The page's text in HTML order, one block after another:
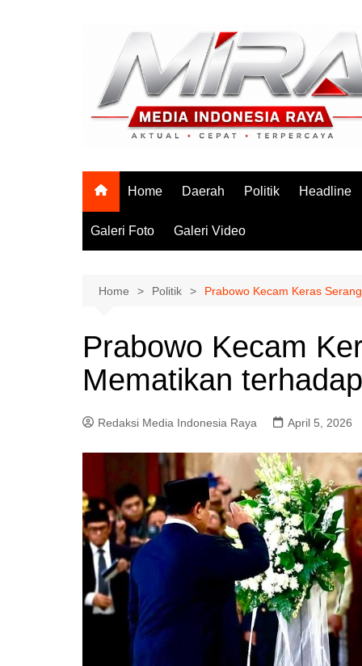
Home Daerah Politik Headline
Galeri Foto Galeri Video
Home Politik Prabowo Kecam Keras
Prabowo Kecam
Mematikan
Redaksi Media Indonesia Raya April 5, 2026